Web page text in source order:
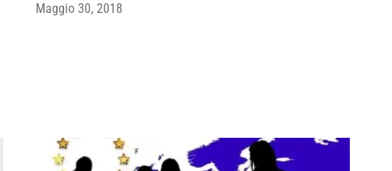
Maggio 30, 2018